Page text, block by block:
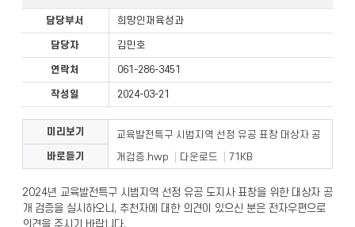
담당부서 희망인재육성과
담당자 김민호
연락처 061-286-3451
작성일 2024-03-21
교육발전특구 시범지역 선정 유공 표창 대상자 공
개검증.hwp
다운로드 71KB
미리보기
바로듣기
2024년 교육발전특구 시범지역 선정 유공 도지사 표창을 위한 대상자 공
개 검증을 실시하오니, 추천자에 대한 의견이 있으신 분은 전자우편으로
의견을 주시기 바랍니다.